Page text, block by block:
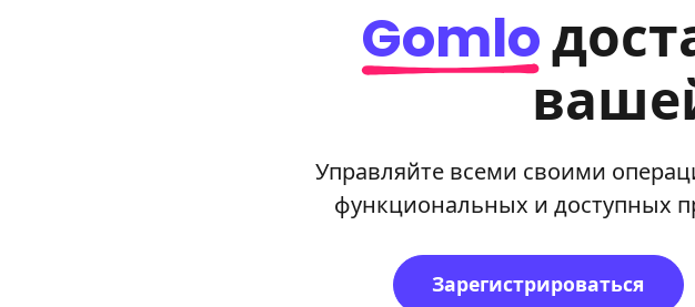
Gomlo
Управляйте всеми своими
функциональных и доступных
Зарегистрироваться